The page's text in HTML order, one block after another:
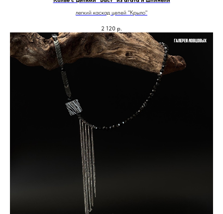
легкий каскад цепей "Крыло"
2 120 р.